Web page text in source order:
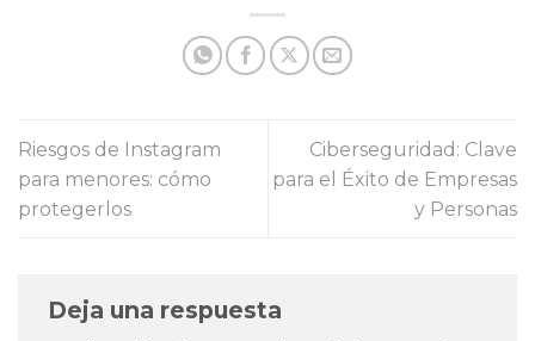
Riesgos de Instagram
para menores: cómo
protegerlos
Ciberseguridad: Clave
para el Éxito de Empresas
y Personas
Deja una respuesta